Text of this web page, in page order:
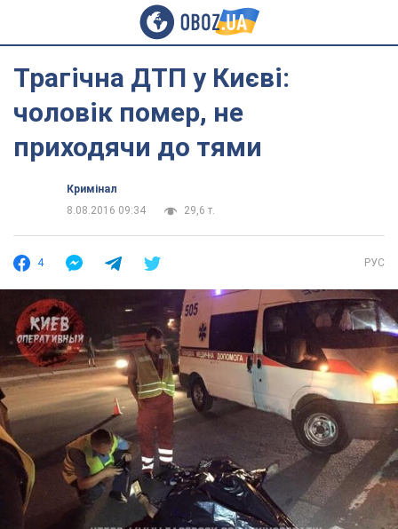
Трагічна ДТП у Києві:
чоловік помер, не
приходячи до тями
Кримінал
8.08.2016 09:34
29,6 т.
4 РУС